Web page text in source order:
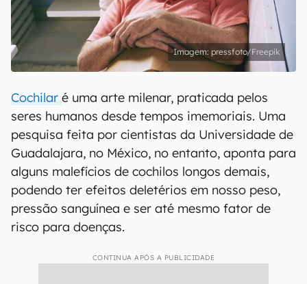
pressfoto/Freepik
Cochilar é uma arte milenar, praticada pelos
seres humanos desde tempos imemoriais. Uma
pesquisa feita por cientistas da Universidade de
Guadalajara, no México, no entanto, aponta para
alguns malefícios de cochilos longos demais,
podendo ter efeitos deletérios em nosso peso,
pressão sanguínea e ser até mesmo fator de
risco para doenças.
CONTINUA APÓS A PUBLICIDADE